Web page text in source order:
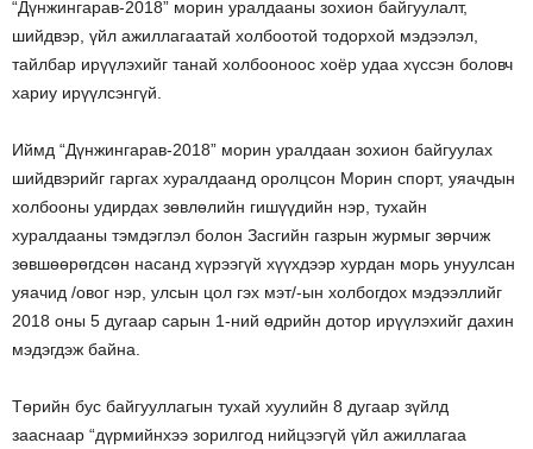
“Дүнжингарав-2018” морин уралдааны зохион байгуулалт,
шийдвэр, үйл ажиллагаатай холбоотой тодорхой мэдээлэл,
тайлбар ирүүлэхийг танай холбооноос хоёр удаа хүссэн боловч
хариу ирүүлсэнгүй.
Иймд “Дүнжингарав-2018” морин уралдаан зохион байгуулах
шийдвэрийг гаргах хуралдаанд оролцсон Морин спорт, уяачдын
холбооны удирдах зөвлөлийн гишүүдийн нэр, тухайн
хуралдааны тэмдэглэл болон Засгийн газрын журмыг зөрчиж
зөвшөөрөгдсөн насанд хүрээгүй хүүхдээр хурдан морь унуулсан
уяачид /овог нэр, улсын цол гэх мэт/-ын холбогдох мэдээллийг
2018 оны 5 дугаар сарын 1-ний өдрийн дотор ирүүлэхийг дахин
мэдэгдэж байна.
Төрийн бус байгууллагын тухай хуулийн 8 дугаар зүйлд
зааснаар “дүрмийнхээ зорилгод нийцээгүй үйл ажиллагаа